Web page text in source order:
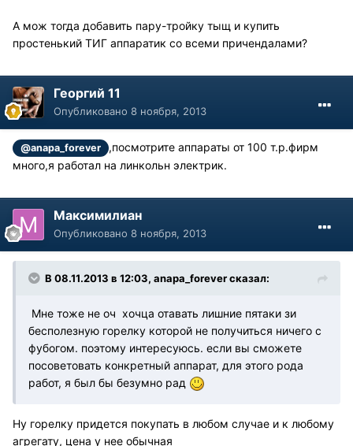
А мож тогда добавить пару-тройку тыщ и купить
простенький ТИГ аппаратик со всеми причендалами?
Георгий 11
Опубликовано 8 ноября, 2013
@anapa_forever
,посмотрите аппараты от 100 т.р.фирм
много,я работал на линкольн электрик.
Максимилиан
Опубликовано 8 ноября, 2013
В 08.11.2013 в 12:03, anapa_forever сказал:
Мне тоже не оч хочца отавать лишние пятаки зи
бесполезную горелку которой не получиться ничего с
фубогом. поэтому интересуюсь. если вы сможете
посоветовать конкретный аппарат, для этого рода
работ, я был бы безумно рад
Ну горелку придется покупать в любом случае и к любому
агрегату, цена у нее обычная